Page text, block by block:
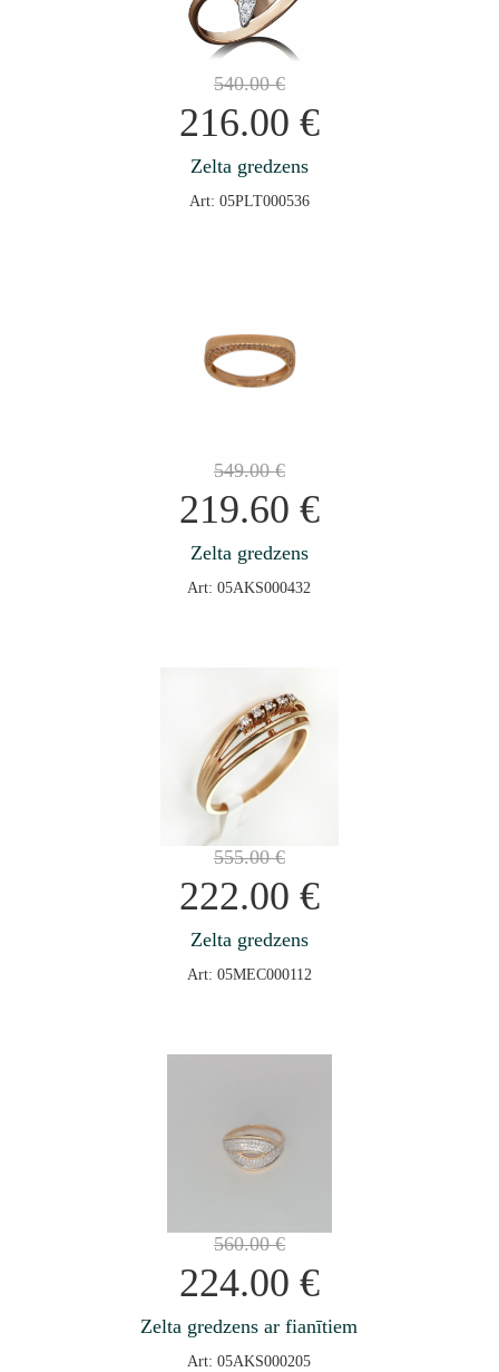
540.00€
216.00 €
Zelta gredzens
Art: 05PLT000536
549.00€
219.60 €
Zelta gredzens
Art: 05AKS000432
555.00€
222.00 €
Zelta gredzens
Art: 05MEC000112
560.00€
224.00 €
Zelta gredzens ar fianītiem
Art: 05AKS000205